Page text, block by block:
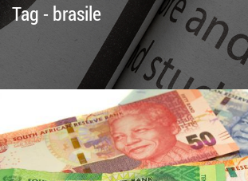
Tag - brasile